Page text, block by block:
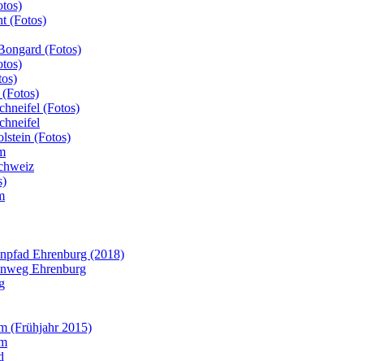
(Fotos)
(Fotos)
(Fotos)
(Fotos)
Ehrenburg (2018)
Ehrenburg
(Frühjahr 2015)